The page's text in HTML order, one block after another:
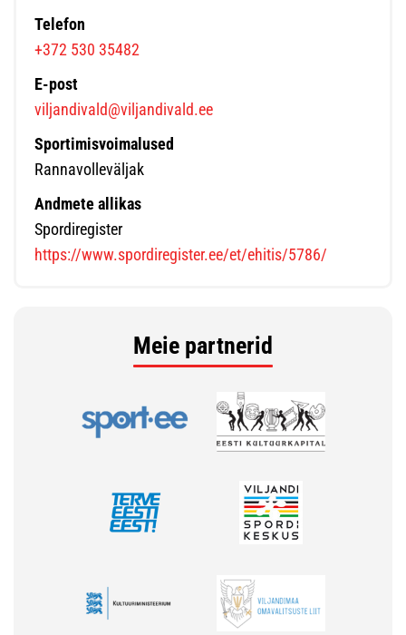
Telefon
+372 530 35482
E-post
viljandivald@viljandivald.ee
Sportimisvoimalused
Rannavolleväljak
Andmete allikas
Spordiregister
https://www.spordiregister.ee/et/ehitis/5786/
Meie partnerid